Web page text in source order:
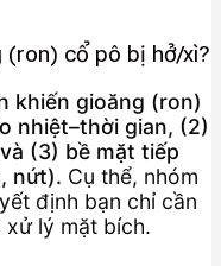
(ron) cổ pô bị hở/xì?
khiến gioăng (ron)
nhiệt–thời gian, (2)
(3) bề mặt tiếp
nứt). Cụ thể, nhóm
định bạn chỉ cần
xử lý mặt bích.